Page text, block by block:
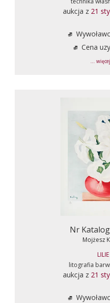
aukcja z 21
Cena
...
Nr
Mojżesz
LILIE
litografia
aukcja z 21